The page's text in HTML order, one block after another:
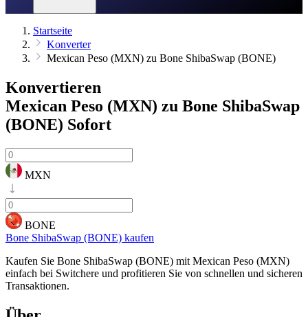
Startseite
Konverter
Mexican Peso (MXN) zu Bone ShibaSwap (BONE)
Konvertieren
Mexican Peso (MXN) zu Bone ShibaSwap
(BONE) Sofort
MXN
BONE
Bone ShibaSwap (BONE) kaufen
Kaufen Sie Bone ShibaSwap (BONE) mit Mexican Peso (MXN)
einfach bei Switchere und profitieren Sie von schnellen und sicheren
Transaktionen.